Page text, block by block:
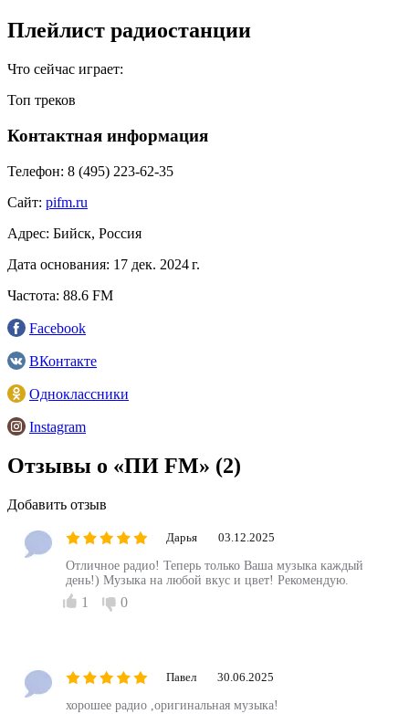
Плейлист радиостанции
Что сейчас играет:
Топ треков
Контактная информация
Телефон: 8 (495) 223-62-35
Сайт: pifm.ru
Адрес: Бийск, Россия
Дата основания: 17 дек. 2024 г.
Частота: 88.6 FM
Facebook
ВКонтакте
Одноклассники
Instagram
Отзывы о «ПИ FM» (2)
Добавить отзыв
Дарья 03.12.2025
Отличное радио! Теперь только Ваша музыка каждый
день!) Музыка на любой вкус и цвет! Рекомендую.
1 0
Павел 30.06.2025
хорошее радио ,оригинальная музыка!